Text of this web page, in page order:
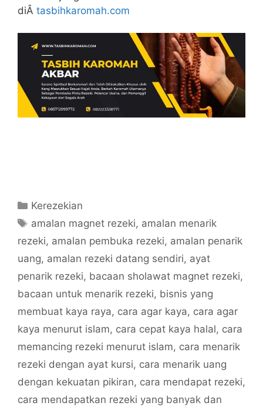
diÂ tasbihkaromah.com
Categories
Kerezekian
Tags
amalan magnet rezeki, amalan menarik
rezeki, amalan pembuka rezeki, amalan penarik
uang, amalan rezeki datang sendiri, ayat
penarik rezeki, bacaan sholawat magnet rezeki,
bacaan untuk menarik rezeki, bisnis yang
membuat kaya raya, cara agar kaya, cara agar
kaya menurut islam, cara cepat kaya halal, cara
memancing rezeki menurut islam, cara menarik
rezeki dengan ayat kursi, cara menarik uang
dengan kekuatan pikiran, cara mendapat rezeki,
cara mendapatkan rezeki yang banyak dan